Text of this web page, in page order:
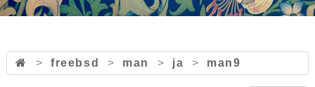
> freebsd > man > ja > man9